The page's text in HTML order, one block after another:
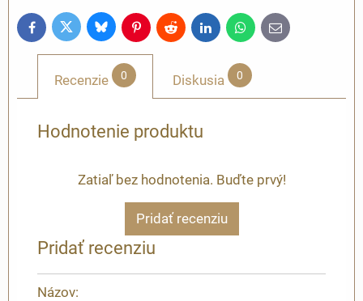
FacebookTwitter BlueskyPinterestReddit LinkedInWhatsApp
E-
mail
Recenzie 0 Diskusia 0
Hodnotenie produktu
Zatiaľ bez hodnotenia. Buďte prvý!
Pridať recenziu
Pridať recenziu
Názov: